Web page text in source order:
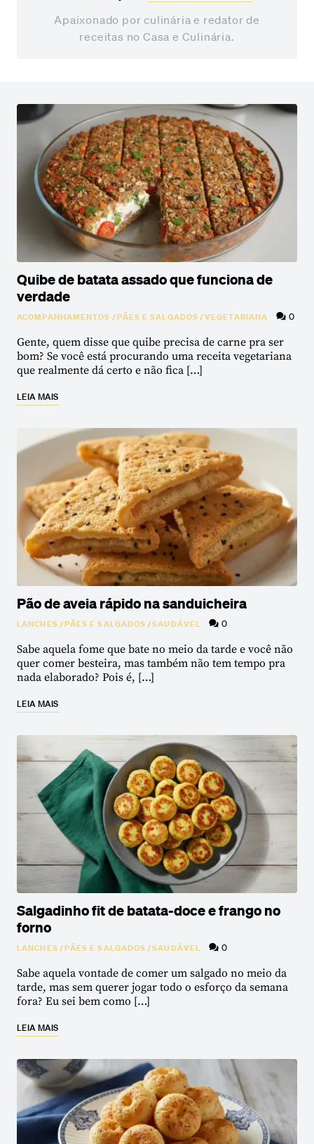
Apaixonado por culinária e redator de
receitas no Casa e Culinária.
Quibe de batata assado que funciona de
verdade
ACOMPANHAMENTOS /PÃES E SALGADOS/VEGETARIANA 0
Gente, quem disse que quibe precisa de carne pra ser
bom? Se você está procurando uma receita vegetariana
que realmente dá certo e não fica […]
LEIA MAIS
Pão de aveia rápido na sanduicheira
LANCHES/PÃES E SALGADOS/SAUDÁVEL 0
Sabe aquela fome que bate no meio da tarde e você não
quer comer besteira, mas também não tem tempo pra
nada elaborado? Pois é, […]
LEIA MAIS
Salgadinho fit de batata-doce e frango no
forno
LANCHES/PÃES E SALGADOS/SAUDÁVEL 0
Sabe aquela vontade de comer um salgado no meio da
tarde, mas sem querer jogar todo o esforço da semana
fora? Eu sei bem como […]
LEIA MAIS